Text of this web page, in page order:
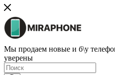
Мы продаем новые и б\у
уверены